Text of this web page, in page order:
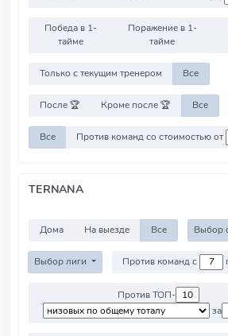
Победа в 1-
тайме
Поражение в 1-
тайме
Только с текущим тренером Все
После 🏆 Кроме после 🏆 Все
Все Против команд со стоимостью от
TERNANA
Дома На выезде Все Выбор
Выбор лиги Против команд с
Против ТОП-
за